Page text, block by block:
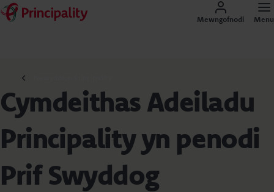
Mewngofnodi Menu
Cymdeithas Adeiladu
Principality yn penodi
Prif Swyddog